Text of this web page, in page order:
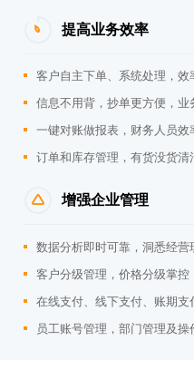
提高业务效率
客户自主下单、系统处理，效
信息不用背，抄单更方便，业
一键对账做报表，财务人员效
订单和库存管理，有货没货
增强企业管理
数据分析即时可靠，洞悉经营
客户分级管理，价格分级掌控
在线支付、线下支付、账期支
员工账号管理，部门管理及操